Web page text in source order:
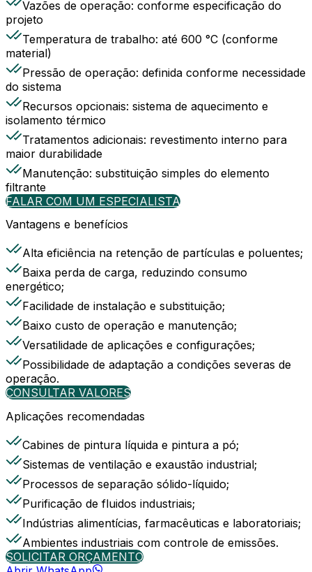
Vazões de operação: conforme especificação do
projeto
Temperatura de trabalho: até 600 °C (conforme
material)
Pressão de operação: definida conforme necessidade
do sistema
Recursos opcionais: sistema de aquecimento e
isolamento térmico
Tratamentos adicionais: revestimento interno para
maior durabilidade
Manutenção: substituição simples do elemento
filtrante
FALAR COM UM ESPECIALISTA
Vantagens e benefícios
Alta eficiência na retenção de partículas e poluentes;
Baixa perda de carga, reduzindo consumo
energético;
Facilidade de instalação e substituição;
Baixo custo de operação e manutenção;
Versatilidade de aplicações e configurações;
Possibilidade de adaptação a condições severas de
operação.
CONSULTAR VALORES
Aplicações recomendadas
Cabines de pintura líquida e pintura a pó;
Sistemas de ventilação e exaustão industrial;
Processos de separação sólido-líquido;
Purificação de fluidos industriais;
Indústrias alimentícias, farmacêuticas e laboratoriais;
Ambientes industriais com controle de emissões.
SOLICITAR ORÇAMENTO